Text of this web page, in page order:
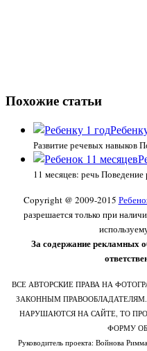
Похожие статьи
Развитие речевых навыков
11 месяцев: речь
Copyright @ 2009-2015
разрешается только при
За содержание рекламных
ВСЕ АВТОРСКИЕ ПРАВА НА
ЗАКОННЫМ
НАРУШАЮТСЯ НА САЙТЕ, ТО
ФОРМУ
Руководитель проекта: Войнова